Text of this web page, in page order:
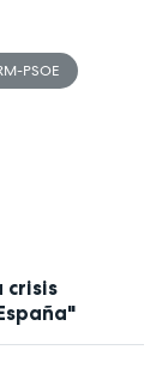
PSOE
crisis